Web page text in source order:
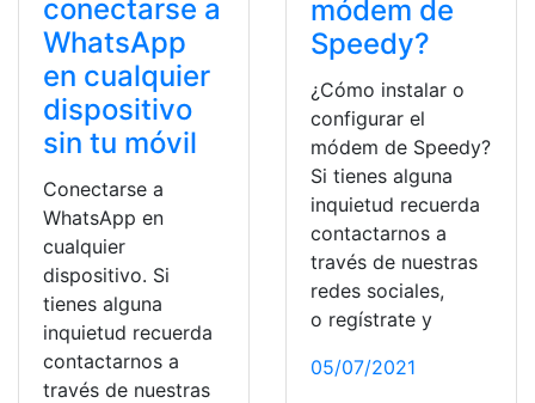
conectarse a
WhatsApp
en cualquier
dispositivo
sin tu móvil
Conectarse a
WhatsApp en
cualquier
dispositivo. Si
tienes alguna
inquietud recuerda
contactarnos a
través de nuestras
módem de
Speedy?
¿Cómo instalar o
configurar el
módem de Speedy?
Si tienes alguna
inquietud recuerda
contactarnos a
través de nuestras
redes sociales,
o regístrate y
05/07/2021